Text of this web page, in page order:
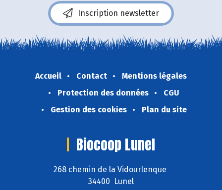
Inscription newsletter
Accueil Contact
Mentions légales
Protection des données
CGU
Gestion des cookies
Plan du site
Biocoop Lunel
268 chemin de la Vidourlenque
34400 Lunel